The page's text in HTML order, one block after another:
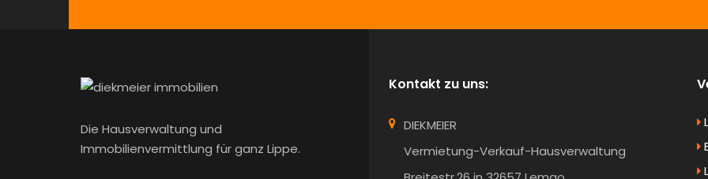
Die Hausverwaltung und
Immobilienvermittlung für ganz Lippe.
Kontakt zu uns:
DIEKMEIER
Vermietung-Verkauf-Hausverwaltung